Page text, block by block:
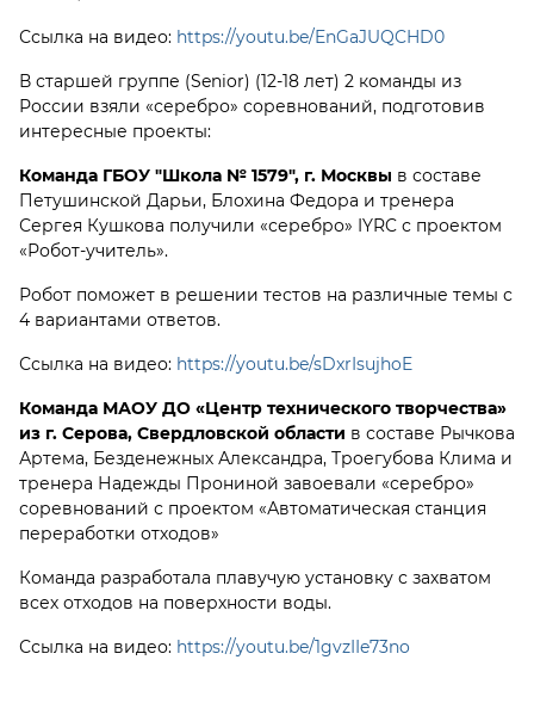
Ссылка на видео: https://youtu.be/EnGaJUQCHD0
В старшей группе (Senior) (12-18 лет) 2 команды из
России взяли «серебро» соревнований, подготовив
интересные проекты:
Команда ГБОУ "Школа № 1579", г. Москвы в составе
Петушинской Дарьи, Блохина Федора и тренера
Сергея Кушкова получили «серебро» IYRC с проектом
«Робот-учитель».
Робот поможет в решении тестов на различные темы с
4 вариантами ответов.
Ссылка на видео: https://youtu.be/sDxrIsujhoE
Команда МАОУ ДО «Центр технического творчества»
из г. Серова, Свердловской области в составе Рычкова
Артема, Безденежных Александра, Троегубова Клима и
тренера Надежды Прониной завоевали «серебро»
соревнований с проектом «Автоматическая станция
переработки отходов»
Команда разработала плавучую установку с захватом
всех отходов на поверхности воды.
Ссылка на видео: https://youtu.be/1gvzIIe73no